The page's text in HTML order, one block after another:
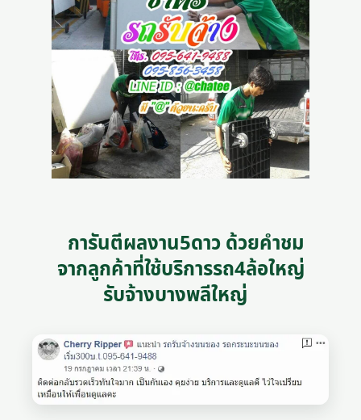
การันตีผลงาน5ดาว ด้วยคำชม
จากลูกค้าที่ใช้บริการรถ4ล้อใหญ่
รับจ้างบางพลีใหญ่